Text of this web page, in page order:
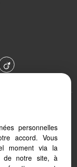
notre site s'adapte
types d'écrans
personnelles
accord. Vous
moment via la
de notre site, à